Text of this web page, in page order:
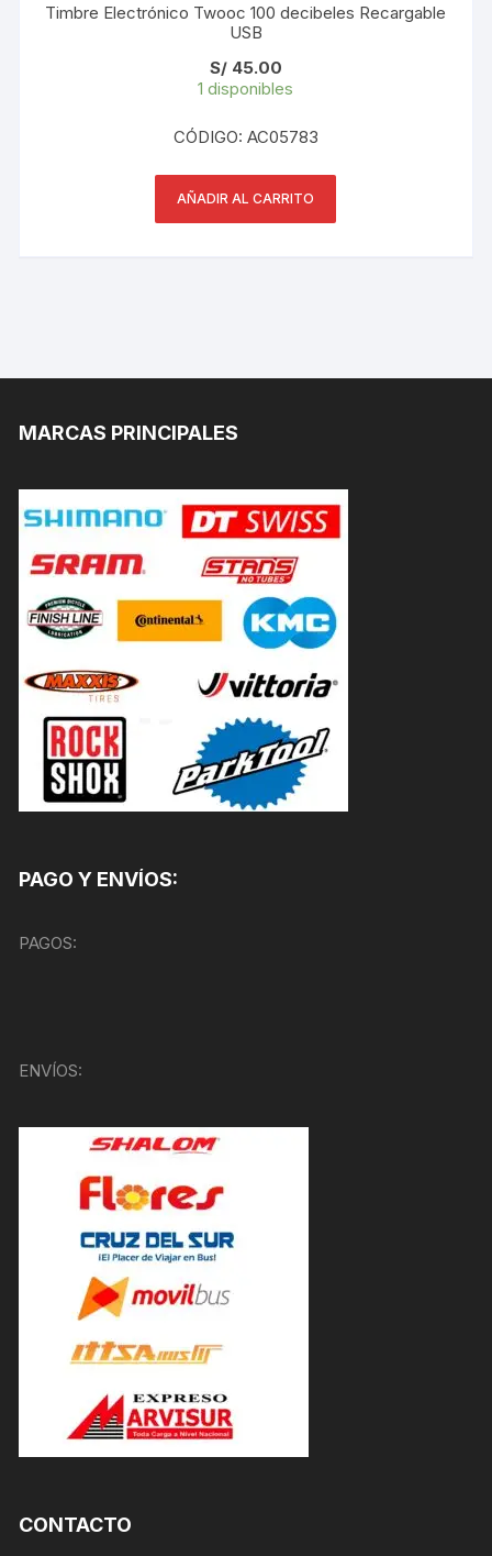
Timbre Electrónico Twooc 100 decibeles Recargable
USB
S/45.00
1 disponibles
CÓDIGO: AC05783
AÑADIR AL CARRITO
MARCAS PRINCIPALES
PAGO Y ENVÍOS:
PAGOS:
ENVÍOS:
CONTACTO